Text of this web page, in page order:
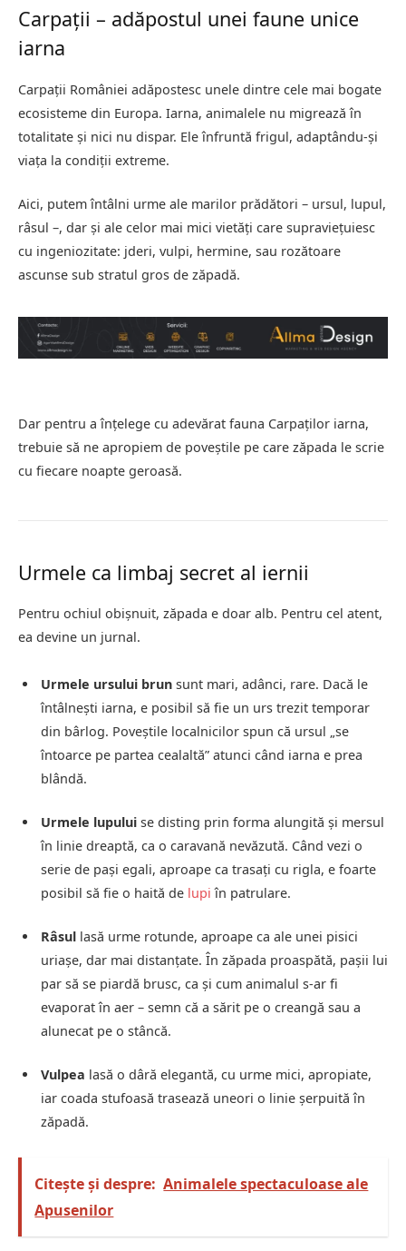
Carpații – adăpostul unei faune unice
iarna
Carpații României adăpostesc unele dintre cele mai bogate
ecosisteme din Europa. Iarna, animalele nu migrează în
totalitate și nici nu dispar. Ele înfruntă frigul, adaptându-și
viața la condiții extreme.
Aici, putem întâlni urme ale marilor prădători – ursul, lupul,
râsul –, dar și ale celor mai mici vietăți care supraviețuiesc
cu ingeniozitate: jderi, vulpi, hermine, sau rozătoare
ascunse sub stratul gros de zăpadă.
Dar pentru a înțelege cu adevărat fauna Carpaților iarna,
trebuie să ne apropiem de poveștile pe care zăpada le scrie
cu fiecare noapte geroasă.
Urmele ca limbaj secret al iernii
Pentru ochiul obișnuit, zăpada e doar alb. Pentru cel atent,
ea devine un jurnal.
Urmele ursului brun sunt mari, adânci, rare. Dacă le
întâlnești iarna, e posibil să fie un urs trezit temporar
din bârlog. Poveștile localnicilor spun că ursul „se
întoarce pe partea cealaltă” atunci când iarna e prea
blândă.
Urmele lupului se disting prin forma alungită și mersul
în linie dreaptă, ca o caravană nevăzută. Când vezi o
serie de pași egali, aproape ca trasați cu rigla, e foarte
posibil să fie o haită de lupi în patrulare.
Râsul lasă urme rotunde, aproape ca ale unei pisici
uriașe, dar mai distanțate. În zăpada proaspătă, pașii lui
par să se piardă brusc, ca și cum animalul s-ar fi
evaporat în aer – semn că a sărit pe o creangă sau a
alunecat pe o stâncă.
Vulpea lasă o dâră elegantă, cu urme mici, apropiate,
iar coada stufoasă trasează uneori o linie șerpuită în
zăpadă.
Citește și despre: Animalele spectaculoase ale
Apusenilor